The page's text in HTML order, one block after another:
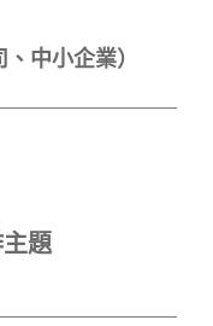
中小企業）
題​